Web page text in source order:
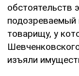
обстоятельств
товарищу, у
изъяли